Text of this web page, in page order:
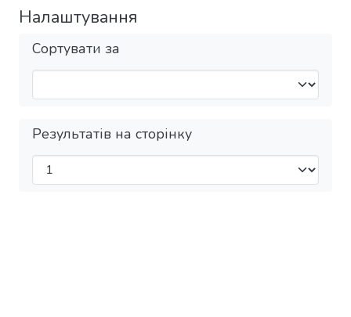
Налаштування
Сортувати за
Результатів на сторінку